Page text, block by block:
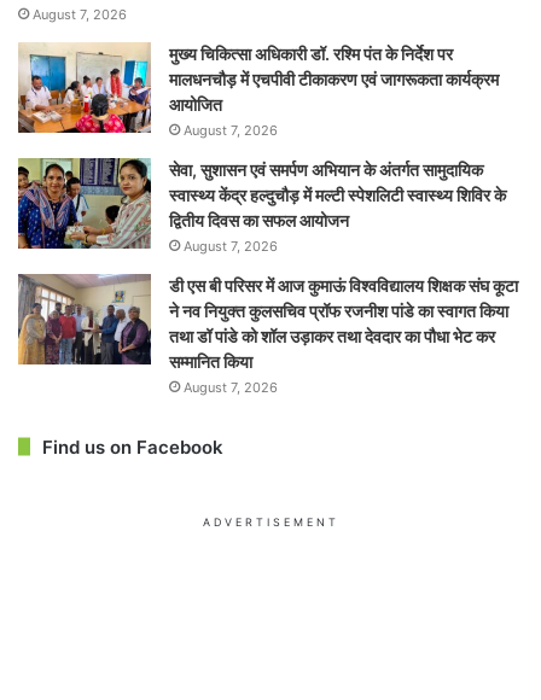
August 7, 2026
मुख्य चिकित्सा अधिकारी डॉ. रश्मि पंत के निर्देश पर
मालधनचौड़ में एचपीवी टीकाकरण एवं जागरूकता कार्यक्रम
आयोजित
August 7, 2026
सेवा, सुशासन एवं समर्पण अभियान के अंतर्गत सामुदायिक
स्वास्थ्य केंद्र हल्दुचौड़ में मल्टी स्पेशलिटी स्वास्थ्य शिविर के
द्वितीय दिवस का सफल आयोजन
August 7, 2026
डी एस बी परिसर में आज कुमाऊं विश्वविद्यालय शिक्षक संघ कूटा
ने नव नियुक्त कुलसचिव प्रॉफ रजनीश पांडे का स्वागत किया
तथा डॉ पांडे को शॉल उड़ाकर तथा देवदार का पौधा भेट कर
सम्मानित किया
August 7, 2026
Find us on Facebook
ADVERTISEMENT